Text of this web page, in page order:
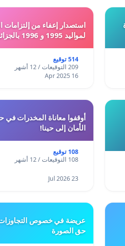
استصدار إعفاء من إلتزامات
لمواليد 1995 و 1996 بالجزائر
514 توقيع
209 التوقيعات / 12 أشهر
16 Apr 2025
الأمان إلى حينا!
108 توقيع
108 التوقيعات / 12 أشهر
23 Jul 2026
عريضة في خصوص التجاوزات
حق الصورة